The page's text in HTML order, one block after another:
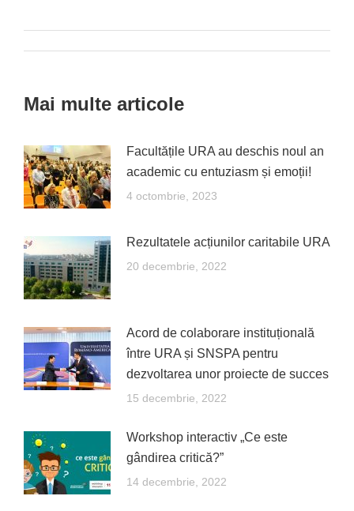
Post
Mai multe articole
Facultățile URA au deschis noul an
academic cu entuziasm și emoții!
4 octombrie, 2023
Rezultatele acțiunilor caritabile URA
20 decembrie, 2022
Acord de colaborare instituțională
între URA și SNSPA pentru
dezvoltarea unor proiecte de succes
15 decembrie, 2022
Workshop interactiv „Ce este
gândirea critică?”
14 decembrie, 2022